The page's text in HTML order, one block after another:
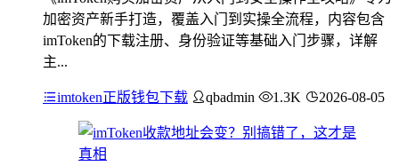
加密资产新手打造，覆盖入门到实操全流程，内容包含
imToken的下载注册、身份验证等基础入门步骤，详解
主...
imtoken正版钱包下载 qbadmin 1.3K 2026-08-05